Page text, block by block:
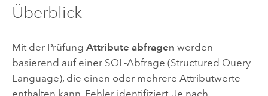
Überblick
Mit der Prüfung Attribute abfragen werden
basierend auf einer SQL-Abfrage (Structured Query
Language), die einen oder mehrere Attributwerte
enthalten kann, Fehler identifiziert. Je nach